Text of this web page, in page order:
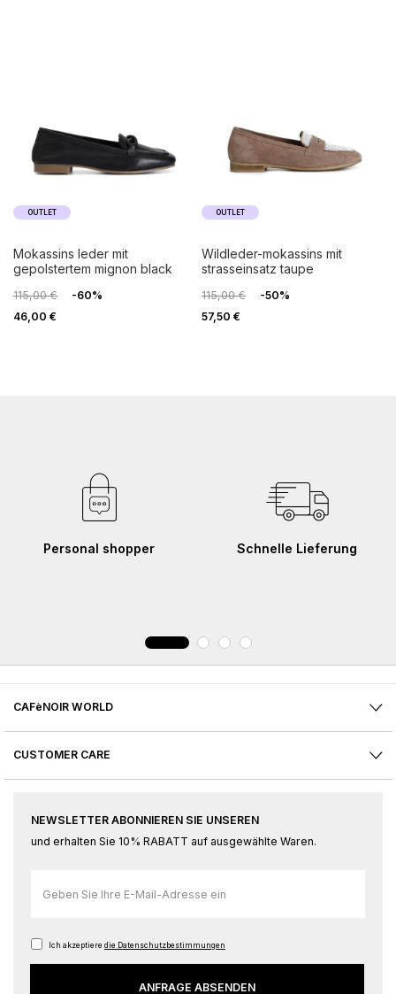
OUTLET
mokassins leder mit
gepolstertem mignon black
115,00 €
-60%
46,00 €
OUTLET
wildleder-mokassins mit
strasseinsatz taupe
115,00 €
-50%
57,50 €
Personal shopper Schnelle Lieferung
CAFèNOIR WORLD
CUSTOMER CARE
NEWSLETTER ABONNIEREN SIE UNSEREN
und erhalten Sie 10% RABATT auf ausgewählte Waren.
für
unseren
Ich akzeptiere die Datenschutzbestimmungen
ANFRAGE ABSENDEN